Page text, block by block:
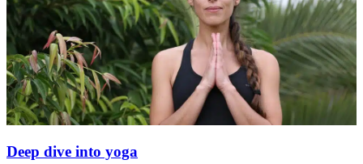
Deep dive into yoga